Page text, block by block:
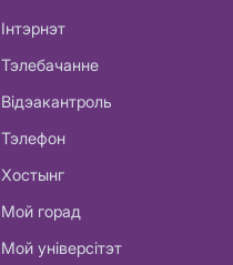
Інтэрнэт
Тэлебачанне
Відэакантроль
Тэлефон
Хостынг
Мой горад
Мой універсітэт